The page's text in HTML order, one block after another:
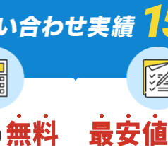
無料 最安値